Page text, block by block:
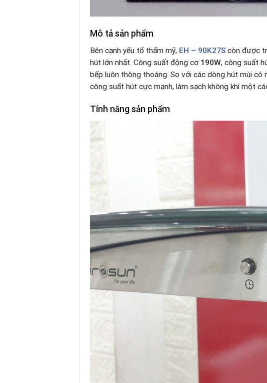
Mô tả sản phẩm
Bên cạnh yếu tố thẩm mỹ, EH – 90K27S còn được
hút lớn nhất. Công suất động cơ 190W, công suất
bếp luôn thông thoáng. So với các dòng hút mùi có
công suất hút cực mạnh, làm sạch không khí một
Tính năng sản phẩm